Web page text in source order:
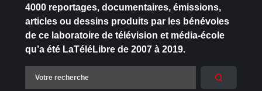
4000 reportages, documentaires, émissions,
articles ou dessins produits par les bénévoles
de ce laboratoire de télévision et média-école
qu’a été LaTéléLibre de 2007 à 2019.